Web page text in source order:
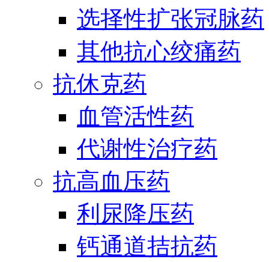
选择性扩张冠脉药
其他抗心绞痛药
抗休克药
血管活性药
代谢性治疗药
抗高血压药
利尿降压药
钙通道拮抗药